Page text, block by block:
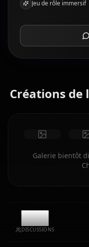
Jeu de rôle immersif
Créations
Galerie bientôt
4.2k
DISCUSSIONS